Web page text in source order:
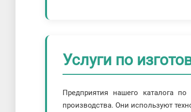
Услуги по
Предприятия нашего каталога
производства. Они используют